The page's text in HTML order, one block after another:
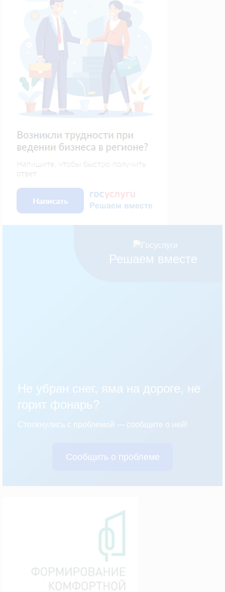
Решаем вместе
Не убран снег, яма на дороге, не
горит фонарь?
Столкнулись с проблемой — сообщите о ней!
Сообщить о проблеме